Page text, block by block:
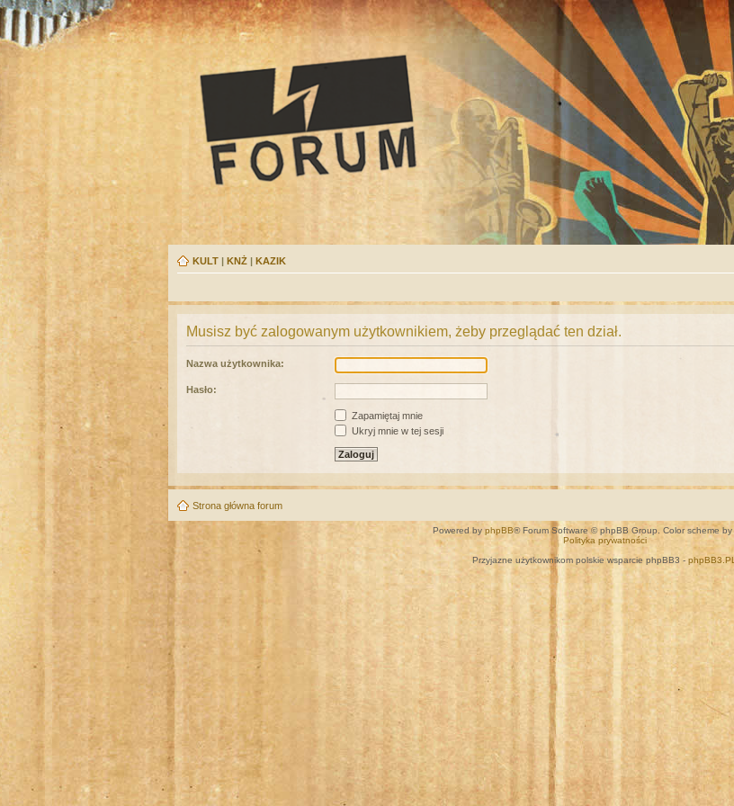
KULT | KNŻ | KAZIK
Musisz być zalogowanym użytkownikiem, żeby przeglądać ten dział.
Nazwa użytkownika:
Hasło:
Zapamiętaj mnie
Ukryj mnie w tej sesji
Strona główna forum
Powered by phpBB® Forum Software © phpBB Group. Color scheme by
Polityka prywatności
Przyjazne użytkownikom polskie wsparcie phpBB3 - phpBB3.PL